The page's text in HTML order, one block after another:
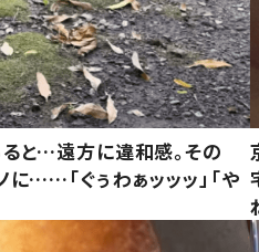
と…遠方に違和感。その
に……「ぐぅわぁッッッ」「や